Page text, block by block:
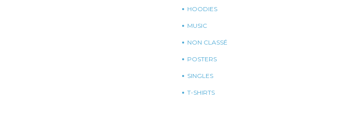
HOODIES
MUSIC
NON CLASSÉ
POSTERS
SINGLES
T-SHIRTS